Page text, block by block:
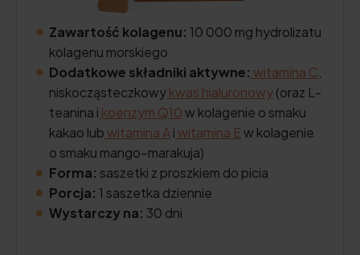
Zawartość kolagenu: 10 000 mg hydrolizatu
kolagenu morskiego
Dodatkowe składniki aktywne: witamina C
niskocząsteczkowykwas hialuronowy(oraz L-
teanina i koenzym Q10w kolagenie o smaku
kakao lubwitamina Aiwitamina Ew kolagenie
o smaku mango–marakuja)
Forma: saszetki z proszkiem do picia
Porcja: 1 saszetka dziennie
Wystarczy na: 30 dni